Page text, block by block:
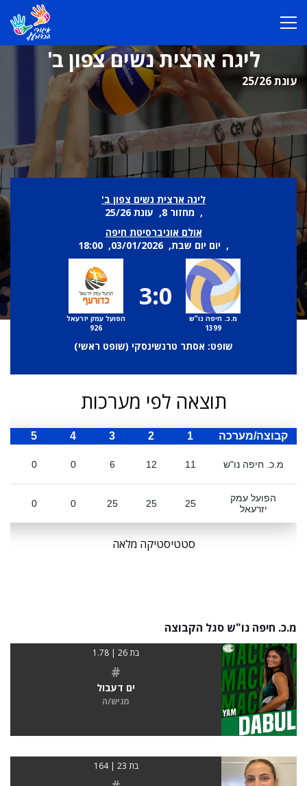
ליגה ארצית נשים צפון ב'
עונת 25/26
ליגה ארצית נשים צפון ב'
, מחזור 8, עונת 25/26
אולם אוניברסיטת חיפה
, יום יום שבת, 03/01/2026, 18:00
מ.כ. חיפה נו"ש
1399
3:0
הפועל עמק יזרעאל
926
שופט: אסתר טרנשינסקי (שופט ראשי)
תוצאה לפי מערכות
קבוצה/מערכה 1
2
3
4
5
מ.כ. חיפה נו"ש 11
12
6
0
0
הפועל עמק
יזרעאל
25
25
25
0
0
סטטיסטיקה מלאה
מ.כ. חיפה נו"ש סגל הקבוצה
בת 26 | 1.78
#
ים דעבול
מגיש/ה
בת 23 | 164